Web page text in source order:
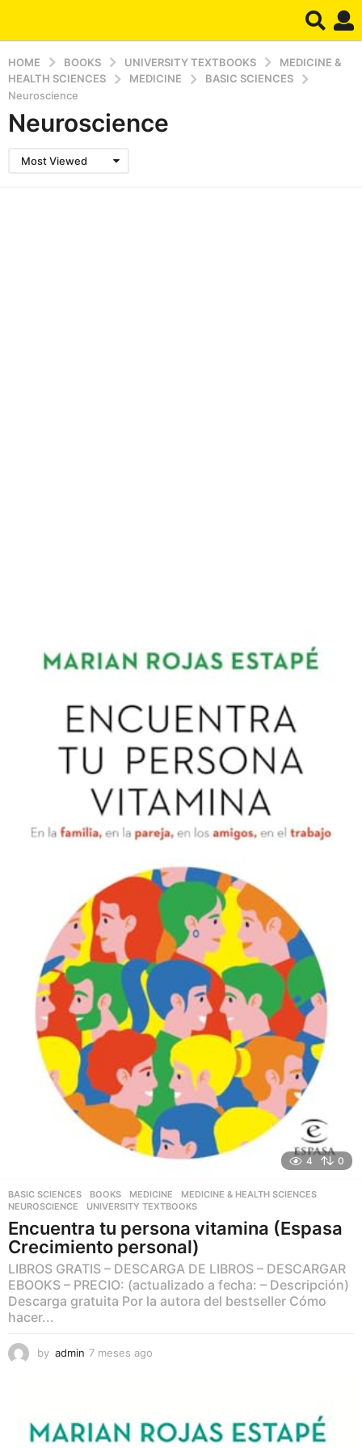
HOME BOOKS UNIVERSITY TEXTBOOKS
MEDICINE &
HEALTH SCIENCES
MEDICINE
BASIC SCIENCES
Neuroscience
Neuroscience
Most Viewed
4 0
BASIC SCIENCES ,BOOKS ,MEDICINE ,MEDICINE & HEALTH SCIENCES
NEUROSCIENCE
,UNIVERSITY TEXTBOOKS
Encuentra tu persona vitamina (Espasa
Crecimiento personal)
LIBROS GRATIS – DESCARGA DE LIBROS – DESCARGAR
EBOOKS – PRECIO: (actualizado a fecha: – Descripción)
Descarga gratuita Por la autora del bestseller Cómo
hacer...
by admin 7 meses ago
s
a